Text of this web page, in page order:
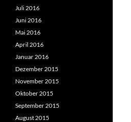
Juli 2016
Juni 2016
Mai 2016
April 2016
Januar 2016
Dezember 2015
November 2015
Oktober 2015
September 2015
August 2015